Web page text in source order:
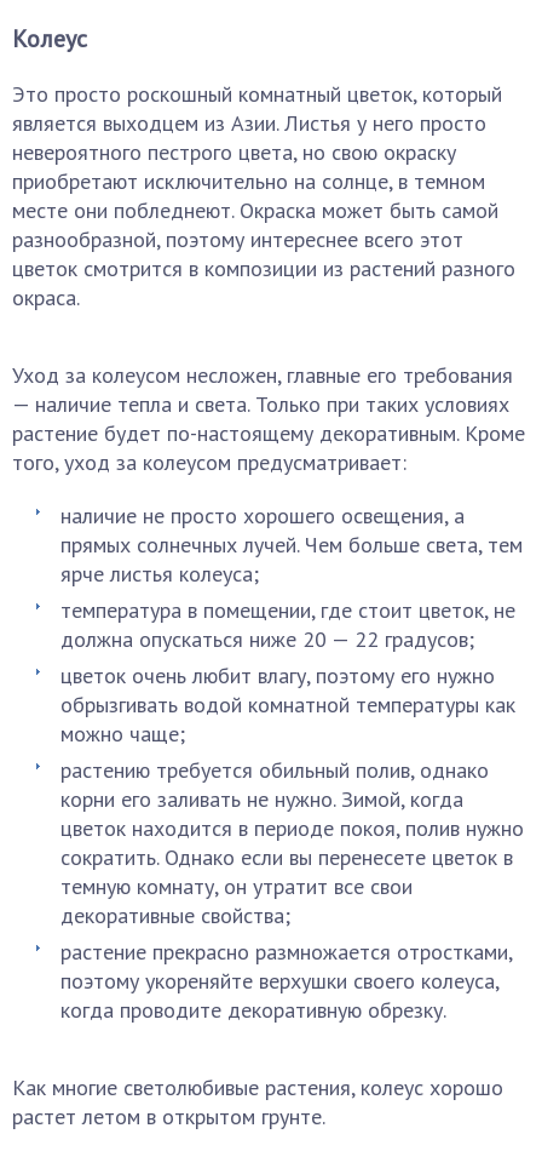
Колеус
Это просто роскошный комнатный цветок, который
является выходцем из Азии. Листья у него просто
невероятного пестрого цвета, но свою окраску
приобретают исключительно на солнце, в темном
месте они побледнеют. Окраска может быть самой
разнообразной, поэтому интереснее всего этот
цветок смотрится в композиции из растений разного
окраса.
Уход за колеусом несложен, главные его требования
— наличие тепла и света. Только при таких условиях
растение будет по-настоящему декоративным. Кроме
того, уход за колеусом предусматривает:
наличие не просто хорошего освещения, а
прямых солнечных лучей. Чем больше света, тем
ярче листья колеуса;
температура в помещении, где стоит цветок, не
должна опускаться ниже 20 — 22 градусов;
цветок очень любит влагу, поэтому его нужно
обрызгивать водой комнатной температуры как
можно чаще;
растению требуется обильный полив, однако
корни его заливать не нужно. Зимой, когда
цветок находится в периоде покоя, полив нужно
сократить. Однако если вы перенесете цветок в
темную комнату, он утратит все свои
декоративные свойства;
растение прекрасно размножается отростками,
поэтому укореняйте верхушки своего колеуса,
когда проводите декоративную обрезку.
Как многие светолюбивые растения, колеус хорошо
растет летом в открытом грунте.